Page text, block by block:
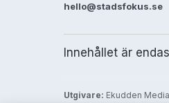
hello@stadsfokus.se
Innehållet är
Utgivare: Ekudden Media